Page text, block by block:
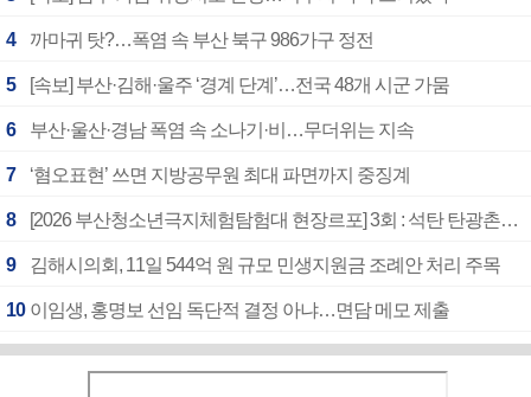
4 까마귀 탓?…폭염 속 부산 북구 986가구 정전
5 [속보] 부산·김해·울주 ‘경계 단계’…전국 48개 시군 가뭄
6 부산·울산·경남 폭염 속 소나기·비…무더위는 지속
7 ‘혐오표현’ 쓰면 지방공무원 최대 파면까지 중징계
8 [2026 부산청소년극지체험탐험대 현장르포] 3회 : 석탄 탄광촌에서 북극 연구의 중심지로
9 김해시의회, 11일 544억 원 규모 민생지원금 조례안 처리 주목
10 이임생, 홍명보 선임 독단적 결정 아냐…면담 메모 제출